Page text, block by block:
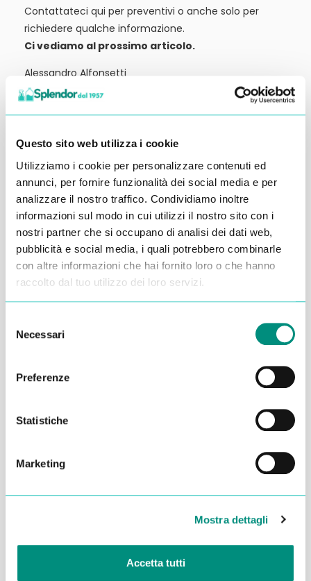
Questo sito web utilizza i cookie
Utilizziamo i cookie per personalizzare contenuti ed
annunci, per fornire funzionalità dei social media e per
analizzare il nostro traffico. Condividiamo inoltre
informazioni sul modo in cui utilizzi il nostro sito con i
nostri partner che si occupano di analisi dei dati web,
pubblicità e social media, i quali potrebbero combinarle
con altre informazioni che hai fornito loro o che hanno
raccolto dal tuo utilizzo dei loro servizi.
delNecessari
Preferenze
Statistiche
Marketing
Mostra dettagli
Accetta tutti
Contattateci qui per preventivi o anche solo per
richiedere qualche informazione.
Ci vediamo al prossimo articolo.
Alessandro Alfonsetti
Inserisci i tuoi dati qui, ti ricontatteremo
entro 48 ore
Dichiaro di aver letto la
e acconsento al